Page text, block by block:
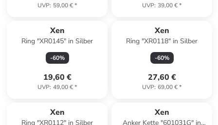
UVP: 59,00 €* UVP: 39,00 €*
Xen
Ring "XR0145" in Silber
-60%
19,60 €
UVP: 49,00 €*
Xen
Ring "XR0118" in Silber
-60%
27,60 €
UVP: 69,00 €*
Xen
Ring "XR0112" in Silber
Xen
Anker Kette "601031G" in